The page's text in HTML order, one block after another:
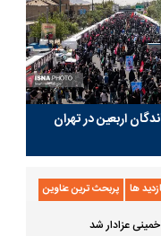
اربعین در تهران
ها پربحث ترین عناوین
عزادار شد